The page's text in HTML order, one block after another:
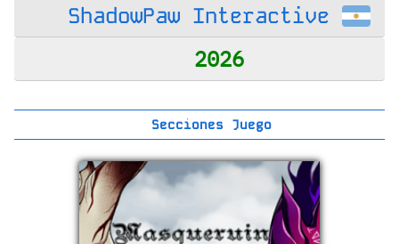
ShadowPaw Interactive
2026
Secciones Juego